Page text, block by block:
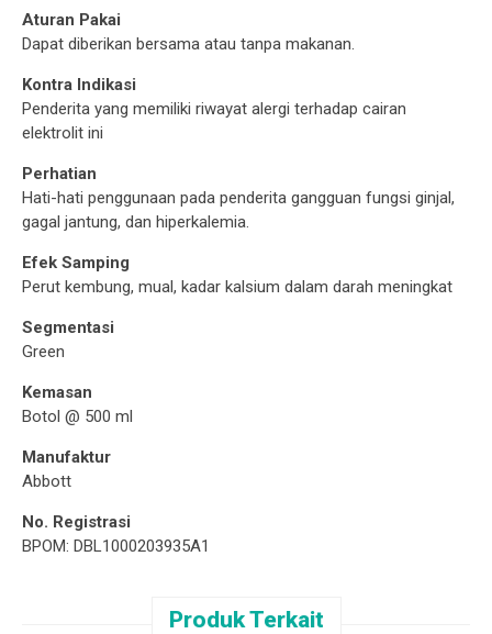
Aturan Pakai
Dapat diberikan bersama atau tanpa makanan.
Kontra Indikasi
Penderita yang memiliki riwayat alergi terhadap cairan
elektrolit ini
Perhatian
Hati-hati penggunaan pada penderita gangguan fungsi ginjal,
gagal jantung, dan hiperkalemia.
Efek Samping
Perut kembung, mual, kadar kalsium dalam darah meningkat
Segmentasi
Green
Kemasan
Botol @ 500 ml
Manufaktur
Abbott
No. Registrasi
BPOM: DBL1000203935A1
Produk Terkait